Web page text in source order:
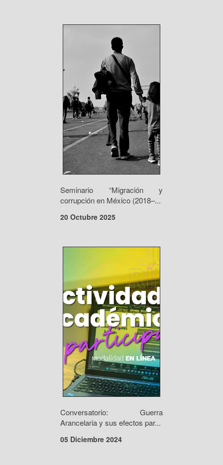
Seminario “Migración y
corrupción en México (2018–...
20 Octubre 2025
Conversatorio: Guerra
Arancelaria y sus efectos par...
05 Diciembre 2024